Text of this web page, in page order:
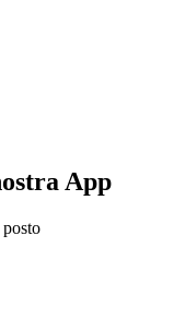
App